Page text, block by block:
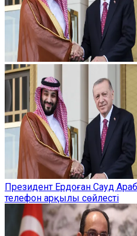
Президент Ердоған Сауд
телефон арқылы сөйлесті